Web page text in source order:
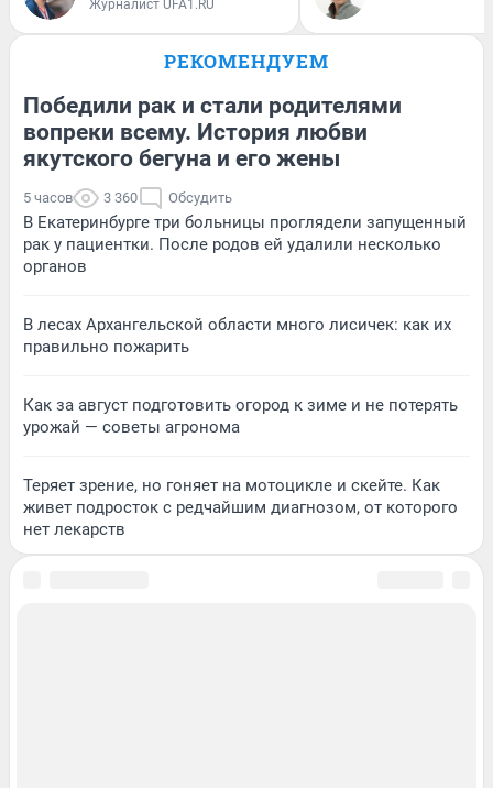
Журналист UFA1.RU
РЕКОМЕНДУЕМ
Победили рак и стали родителями
вопреки всему. История любви
якутского бегуна и его жены
5 часов 3 360 Обсудить
В Екатеринбурге три больницы проглядели запущенный
рак у пациентки. После родов ей удалили несколько
органов
В лесах Архангельской области много лисичек: как их
правильно пожарить
Как за август подготовить огород к зиме и не потерять
урожай — советы агронома
Теряет зрение, но гоняет на мотоцикле и скейте. Как
живет подросток с редчайшим диагнозом, от которого
нет лекарств